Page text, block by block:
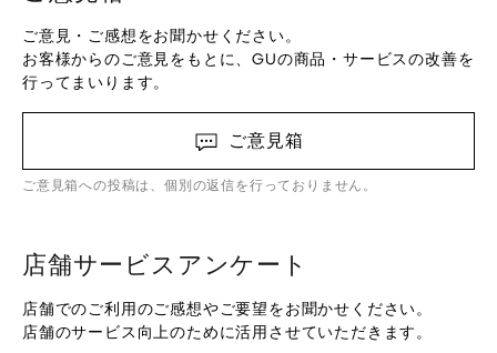
ご意見・ご感想をお聞かせください。
お客様からのご意見をもとに、GUの商品・サービスの改善を
行ってまいります。
ご意見箱
ご意見箱への投稿は、個別の返信を行っておりません。
店舗サービスアンケート
店舗でのご利用のご感想やご要望をお聞かせください。
店舗のサービス向上のために活用させていただきます。